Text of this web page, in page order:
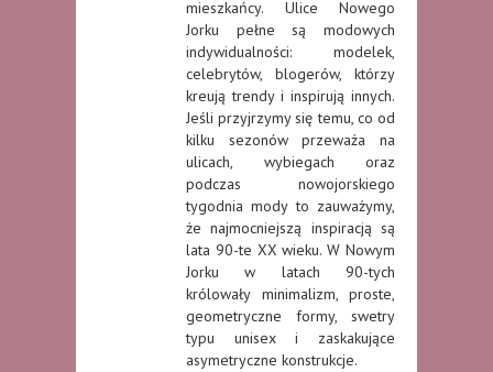
mieszkańcy. Ulice Nowego
Jorku pełne są modowych
indywidualności: modelek,
celebrytów, blogerów, którzy
kreują trendy i inspirują innych.
Jeśli przyjrzymy się temu, co od
kilku sezonów przeważa na
ulicach, wybiegach oraz
podczas nowojorskiego
tygodnia mody to zauważymy,
że najmocniejszą inspiracją są
lata 90-te XX wieku. W Nowym
Jorku w latach 90-tych
królowały minimalizm, proste,
geometryczne formy, swetry
typu unisex i zaskakujące
asymetryczne konstrukcje.